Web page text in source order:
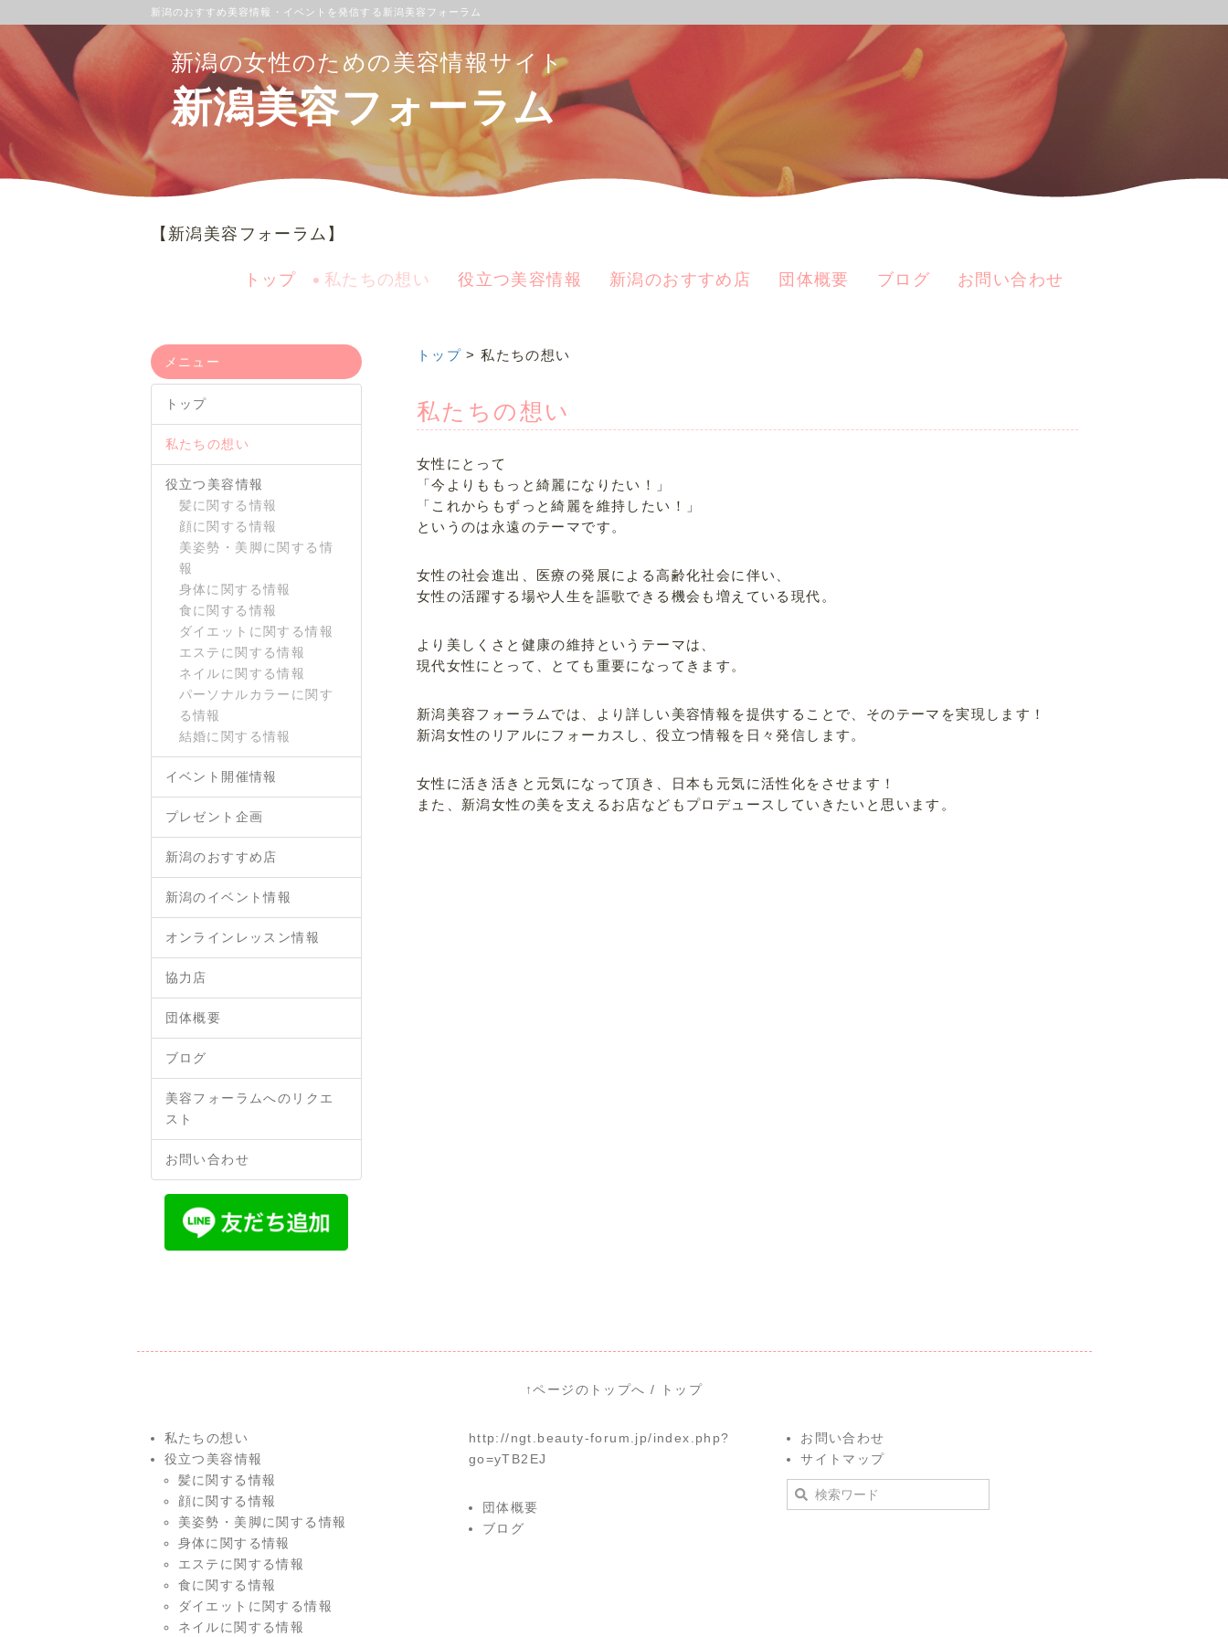
新潟のおすすめ美容情報・イベントを発信する新潟美容フォーラム
新潟の女性のための美容情報サイト
新潟美容フォーラム
【新潟美容フォーラム】
トップ 私たちの想い 役立つ美容情報 新潟のおすすめ店 団体概要 ブログ お問い合わせ
トップ> 私たちの想い
私たちの想い
女性にとって
「今よりももっと綺麗になりたい！」
「これからもずっと綺麗を維持したい！」
というのは永遠のテーマです。
女性の社会進出、医療の発展による高齢化社会に伴い、
女性の活躍する場や人生を謳歌できる機会も増えている現代。
より美しくさと健康の維持というテーマは、
現代女性にとって、とても重要になってきます。
新潟美容フォーラムでは、より詳しい美容情報を提供することで、そのテーマを実現します！
新潟女性のリアルにフォーカスし、役立つ情報を日々発信します。
女性に活き活きと元気になって頂き、日本も元気に活性化をさせます！
また、新潟女性の美を支えるお店などもプロデュースしていきたいと思います。
メニュー
トップ
私たちの想い
役立つ美容情報
髪に関する情報
顔に関する情報
美姿勢・美脚に関する情
報
身体に関する情報
食に関する情報
ダイエットに関する情報
エステに関する情報
ネイルに関する情報
パーソナルカラーに関す
る情報
結婚に関する情報
イベント開催情報
プレゼント企画
新潟のおすすめ店
新潟のイベント情報
オンラインレッスン情報
協力店
団体概要
ブログ
美容フォーラムへのリクエ
スト
お問い合わせ
↑ページのトップへ / トップ
私たちの想い
役立つ美容情報
髪に関する情報
顔に関する情報
美姿勢・美脚に関する情報
身体に関する情報
エステに関する情報
食に関する情報
ダイエットに関する情報
ネイルに関する情報
http://ngt.beauty-forum.jp/index.php?
go=yTB2EJ
団体概要
ブログ
お問い合わせ
サイトマップ